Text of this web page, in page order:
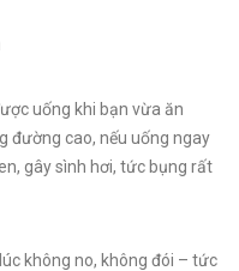
uống khi bạn vừa ăn
đường cao, nếu uống ngay
gây sình hơi, tức bụng rất
không no, không đói – tức